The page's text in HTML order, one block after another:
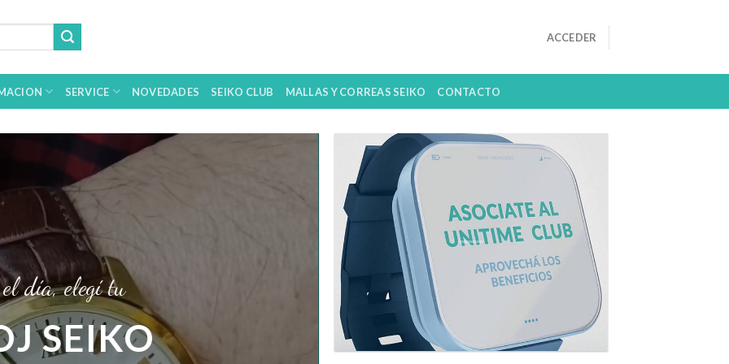
ACCEDER
SERVICE NOVEDADES SEIKO CLUB MALLAS Y CORREAS SEIKO CONTACTO
día, elegí tu
SEIKO